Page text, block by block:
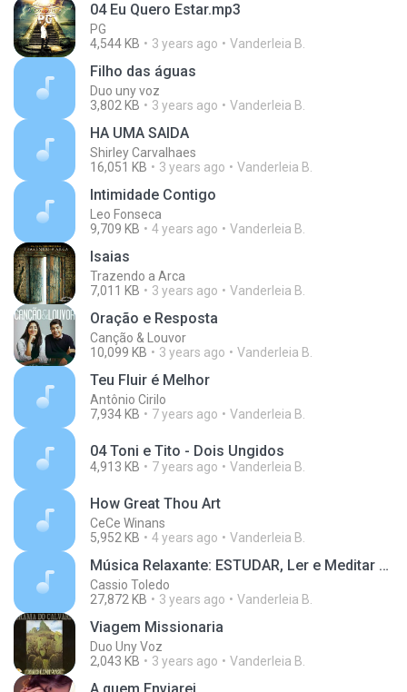
04 Eu Quero Estar.mp3
PG
4,544 KB
3 years ago Vanderleia B.
Filho das águas
Duo uny voz
3,802 KB
3 years ago Vanderleia B.
HA UMA SAIDA
Shirley Carvalhaes
16,051 KB
3 years ago Vanderleia B.
Intimidade Contigo
Leo Fonseca
9,709 KB
4 years ago Vanderleia B.
Isaias
Trazendo a Arca
7,011 KB
3 years ago Vanderleia B.
Oração e Resposta
Canção & Louvor
10,099 KB
3 years ago Vanderleia B.
Teu Fluir é Melhor
Antônio Cirilo
7,934 KB
7 years ago Vanderleia B.
04 Toni e Tito - Dois Ungidos
4,913 KB 7 years ago Vanderleia B.
How Great Thou Art
CeCe Winans
5,952 KB
4 years ago Vanderleia B.
Música Relaxante: ESTUDAR, Ler e Meditar - Concent
Cassio Toledo
27,872 KB
3 years ago Vanderleia B.
Viagem Missionaria
Duo Uny Voz
2,043 KB
3 years ago Vanderleia B.